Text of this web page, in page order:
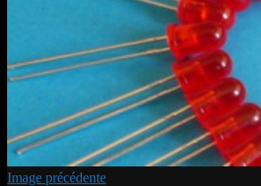
Image précédente